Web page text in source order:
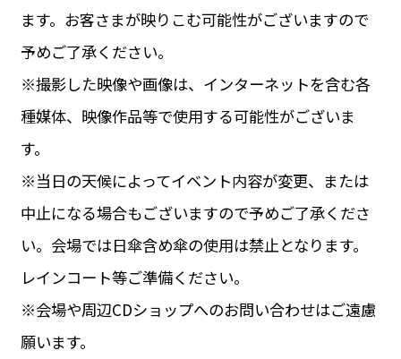
ます。お客さまが映りこむ可能性がございますので
予めご了承ください。
※撮影した映像や画像は、インターネットを含む各
種媒体、映像作品等で使用する可能性がございま
す。
※当日の天候によってイベント内容が変更、または
中止になる場合もございますので予めご了承くださ
い。会場では日傘含め傘の使用は禁止となります。
レインコート等ご準備ください。
※会場や周辺CDショップへのお問い合わせはご遠慮
願います。